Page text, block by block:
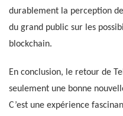
durablement la perception
du grand public sur les
blockchain.
En conclusion, le retour de
seulement une bonne
C’est une expérience